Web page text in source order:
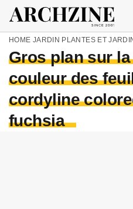
HOME JARDIN PLANTES ET
Gros plan sur
couleur des
cordyline
fuchsia